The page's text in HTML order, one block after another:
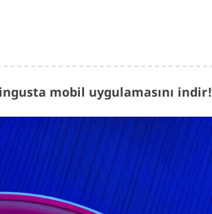
mobil uygulamasını indir!